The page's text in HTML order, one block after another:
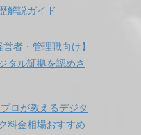
解説ガイド
営者・管理職向け】
タル証拠を認めさ
ロが教えるデジタ
料金相場おすすめ